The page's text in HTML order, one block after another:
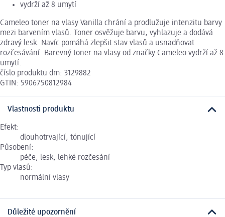
vydrží až 8 umytí
Cameleo toner na vlasy Vanilla chrání a prodlužuje intenzitu barvy
mezi barvením vlasů. Toner osvěžuje barvu, vyhlazuje a dodává
zdravý lesk. Navíc pomáhá zlepšit stav vlasů a usnadňovat
rozčesávání. Barevný toner na vlasy od značky Cameleo vydrží až 8
umytí.
číslo produktu dm: 3129882
GTIN: 5906750812984
Vlastnosti produktu
Efekt:
dlouhotrvající, tónující
Působení:
péče, lesk, lehké rozčesání
Typ vlasů:
normální vlasy
Důležité upozornění